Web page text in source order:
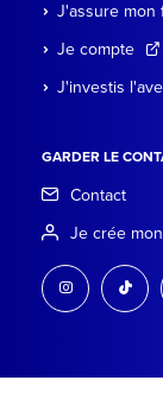
J'assure mon
Je compte
J'investis
GARDER LE
Contact
Je crée
instagram tiktok